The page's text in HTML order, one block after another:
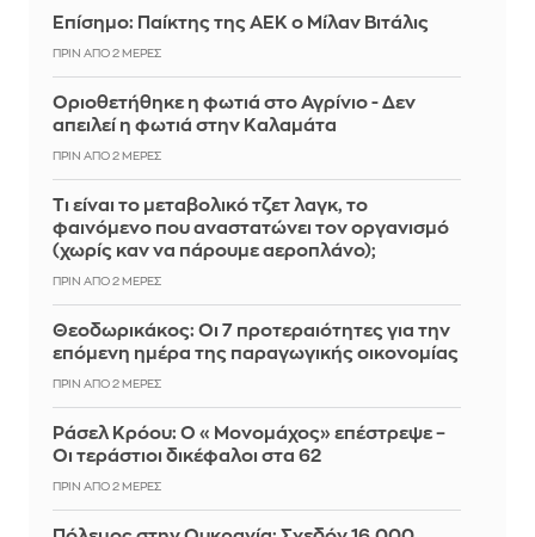
Επίσημο: Παίκτης της ΑΕΚ ο Μίλαν Βιτάλις
ΠΡΙΝ ΑΠΌ 2 ΜΈΡΕΣ
Οριοθετήθηκε η φωτιά στο Αγρίνιο - Δεν
απειλεί η φωτιά στην Καλαμάτα
ΠΡΙΝ ΑΠΌ 2 ΜΈΡΕΣ
Τι είναι το μεταβολικό τζετ λαγκ, το
φαινόμενο που αναστατώνει τον οργανισμό
(χωρίς καν να πάρουμε αεροπλάνο);
ΠΡΙΝ ΑΠΌ 2 ΜΈΡΕΣ
Θεοδωρικάκος: Οι 7 προτεραιότητες για την
επόμενη ημέρα της παραγωγικής οικονομίας
ΠΡΙΝ ΑΠΌ 2 ΜΈΡΕΣ
Ράσελ Κρόου: Ο «Μονομάχος» επέστρεψε –
Οι τεράστιοι δικέφαλοι στα 62
ΠΡΙΝ ΑΠΌ 2 ΜΈΡΕΣ